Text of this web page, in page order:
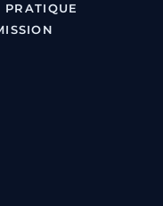
PRATIQUE